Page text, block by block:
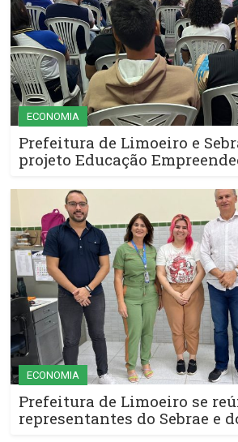
ECONOMIA
Prefeitura de Limoeiro e
projeto Educação
ECONOMIA
Prefeitura de Limoeiro se
representantes do Sebrae e